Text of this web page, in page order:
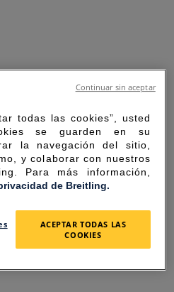
FOR THE
todas las cookies”, usted
se guarden en su
la navegación del sitio,
y colaborar con nuestros
Para más información,
de Breitling.
ACEPTAR TODAS LAS
COOKIES
Continuar sin aceptar